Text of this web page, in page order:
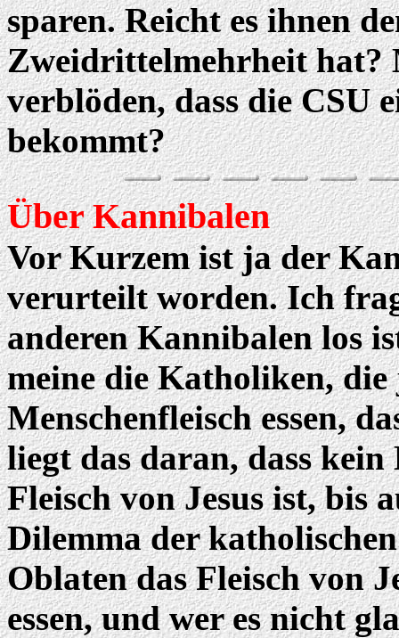
sparen. Reicht es ihnen
Zweidrittelmehrheit hat?
verblöden, dass die CSU
bekommt?
Über Kannibalen
Vor Kurzem ist ja der
verurteilt worden. Ich
anderen Kannibalen los
meine die Katholiken,
Menschenfleisch essen,
liegt das daran, dass kein
Fleisch von Jesus ist, bis
Dilemma der
Oblaten das Fleisch von
essen, und wer es nicht